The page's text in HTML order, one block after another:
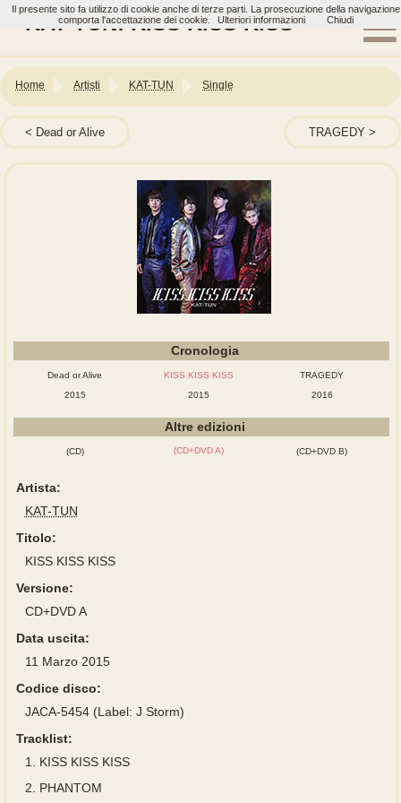
KAT-TUN: KISS KISS KISS
Home Artisti KAT-TUN Single
Dead or Alive TRAGEDY
Cronologia
Dead or Alive
2015
KISS KISS KISS
2015
TRAGEDY
2016
Altre edizioni
(CD) (CD+DVD A) (CD+DVD B)
Artista:
KAT-TUN
Titolo:
KISS KISS KISS
Versione:
CD+DVD A
Data uscita:
11 Marzo 2015
Codice disco:
JACA-5454 (Label: J Storm)
Tracklist:
1.
KISS KISS KISS
2.
PHANTOM
Il presente sito fa utilizzo di cookie anche di terze parti. La prosecuzione della navigazione
comporta l'accettazione dei cookie.
Ulteriori informazioni Chiudi